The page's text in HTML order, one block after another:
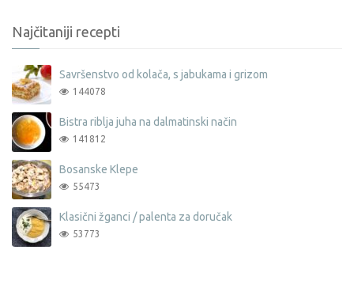
Najčitaniji recepti
Savršenstvo od kolača, s jabukama i grizom
144078
Bistra riblja juha na dalmatinski način
141812
Bosanske Klepe
55473
Klasični žganci / palenta za doručak
53773